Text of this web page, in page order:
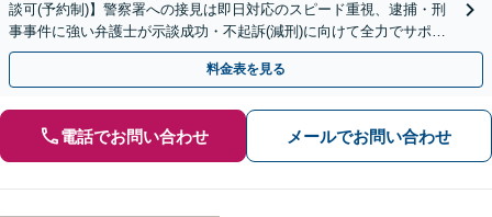
談可(予約制)】警察署への接見は即日対応のスピード重視、逮捕・刑
事事件に強い弁護士が示談成功・不起訴(減刑)に向けて全力でサポー
トします。【加害者側の相談専門】
料金表を見る
電話でお問い合わせ メールでお問い合わせ